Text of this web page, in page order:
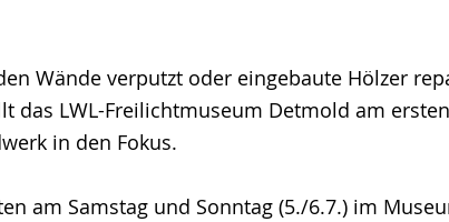
Wände verputzt oder eingebaute Hölzer
das LWL-Freilichtmuseum Detmold am
in den Fokus.
am Samstag und Sonntag (5./6.7.) im